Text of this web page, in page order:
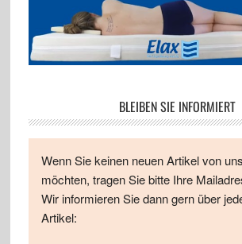
BLEIBEN SIE INFORMIERT
Wenn Sie keinen neuen Artikel von
möchten, tragen Sie bitte Ihre
Wir informieren Sie dann gern über
Artikel: